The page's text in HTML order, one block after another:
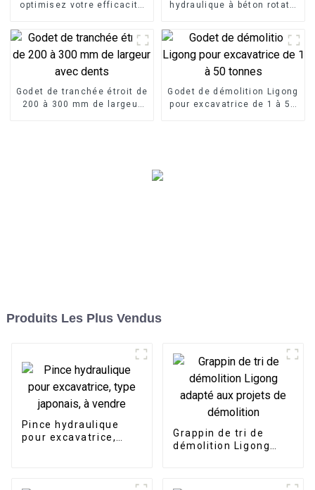
optimisez votre efficacité
palettes pour excavatrices
hydraulique à béton rotatif
tonnes
Godet de tranchée étroit de
200 à 300 mm de largeur
Godet de démolition Ligong
pour excavatrice de 1 à 50
Produits Les Plus Vendus
Pince hydraulique
pour excavatrice,
Grappin de tri de
démolition Ligong